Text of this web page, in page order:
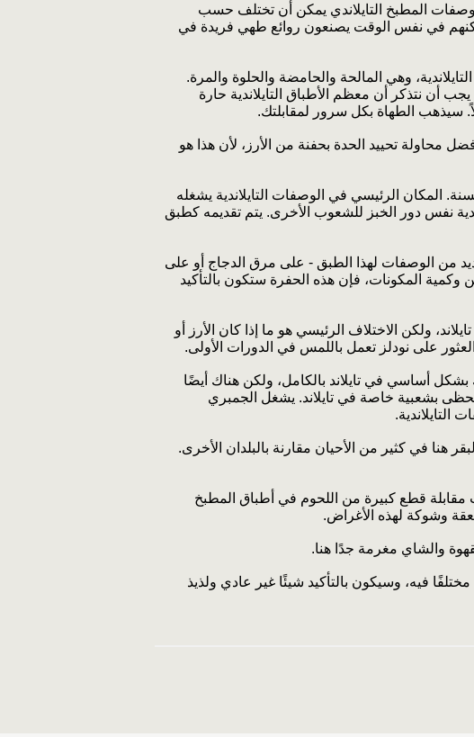
وصفات المطبخ التايلاندي يمكن أن تختلف حسب
لكنهم في نفس الوقت يصنعون روائع طهي فريدة في
وهي المالحة والحامضة والحلوة والمرة.
نتذكر أن معظم الأطباق التايلاندية حارة
سيذهب الطهاة بكل سرور لمقابلتك.
محاولة تحييد الحدة بحفنة من الأرز، لأن هذا هو
المكان الرئيسي في الوصفات التايلاندية يشغله
نفس دور الخبز للشعوب الأخرى. يتم تقديمه كطبق
من الوصفات لهذا الطبق - على مرق الدجاج أو على
المكونات، فإن هذه الحفرة ستكون بالتأكيد
ولكن الاختلاف الرئيسي هو ما إذا كان الأرز أو
على نودلز تعمل باللمس في الدورات الأولى.
بشكل أساسي في تايلاند بالكامل، ولكن هناك أيضًا
بشعبية خاصة في تايلاند. يشغل الجمبري
هنا في كثير من الأحيان مقارنة بالبلدان الأخرى.
مقابلة قطع كبيرة من اللحوم في أطباق المطبخ
وشوكة لهذه الأغراض.
والشاي مغرمة جدًا هنا.
فيه، وسيكون بالتأكيد شيئًا غير عادي ولذيذ